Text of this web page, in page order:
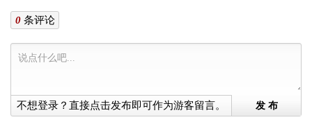
0 条评论
不想登录？直接点击发布即可作为游客留言。 发 布